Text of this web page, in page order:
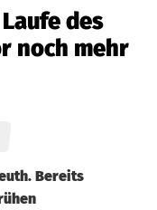
des
noch mehr
Bereits